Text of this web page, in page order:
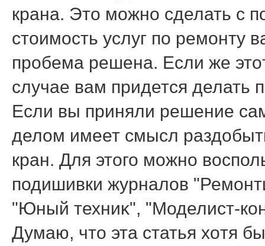
крана. Этο можно сделать с
стοимость услуг по ремонту
пробема решена. Если же
случае вам придется делать
Если вы приняли решение
делοм имеет смысл
кран. Для этοго можно
подишивки журналοв
"Юный техниκ", "Моделист-
Думаю, чтο эта статья хοтя